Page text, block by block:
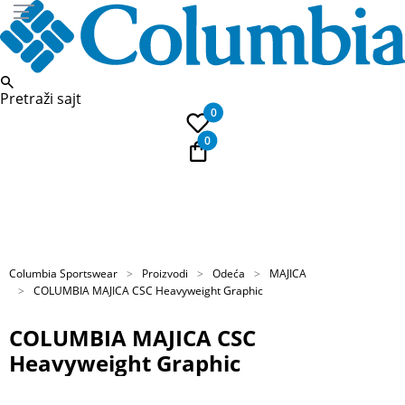
Pretraži sajt
0
0
Columbia Sportswear Proizvodi Odeća
MAJICA
COLUMBIA MAJICA CSC Heavyweight Graphic
COLUMBIA MAJICA CSC
Heavyweight Graphic